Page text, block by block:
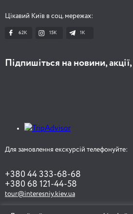
Цікавий Київ в соц. мережах:
62K 15K 1К
Підпишіться на новини, акції,
Для замовлення екскурсій телефонуйте:
+380 44 333-68-68
+380 68 121-44-58
tour@interesniy.kiev.ua